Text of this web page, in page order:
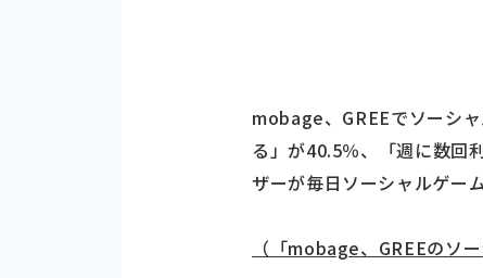
mobage、GREEでソーシ
る」が40.5％、「週に数回
ザーが毎日ソーシャルゲー
（「mobage、GREEのソ